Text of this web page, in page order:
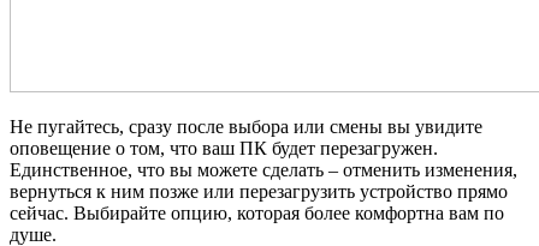
Не пугайтесь, сразу после выбора или смены вы увидите
оповещение о том, что ваш ПК будет перезагружен.
Единственное, что вы можете сделать – отменить изменения,
вернуться к ним позже или перезагрузить устройство прямо
сейчас. Выбирайте опцию, которая более комфортна вам по
душе.